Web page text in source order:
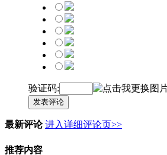
验证码:
发表评论
最新评论 进入详细评论页>>
推荐内容